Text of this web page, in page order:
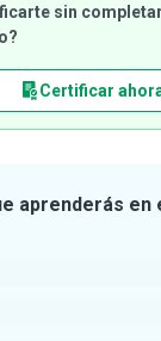
sin
Certificar
aprenderás en